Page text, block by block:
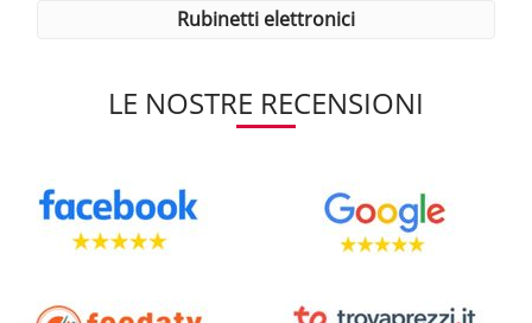
rubinetti elettronici
LE NOSTRE RECENSIONI